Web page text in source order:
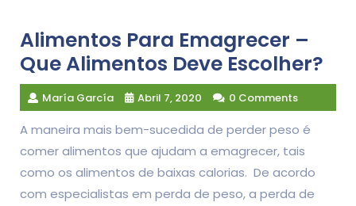
Alimentos Para Emagrecer –
Que Alimentos Deve Escolher?
María García Abril 7, 2020 0 Comments
A maneira mais bem-sucedida de perder peso é
comer alimentos que ajudam a emagrecer, tais
como os alimentos de baixas calorias. De acordo
com especialistas em perda de peso, a perda de